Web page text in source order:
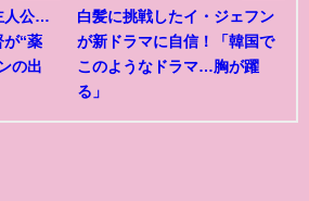
人公…
が“薬
の出
白髪に挑戦したイ・ジェフン
が新ドラマに自信！「韓国で
このようなドラマ…胸が躍
る」